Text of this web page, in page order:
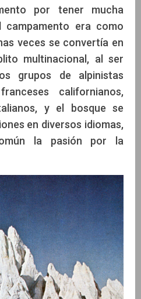
por tener mucha
campamento era como
veces se convertía en
multinacional, al ser
grupos de alpinistas
californianos,
y el bosque se
en diversos idiomas,
la pasión por la